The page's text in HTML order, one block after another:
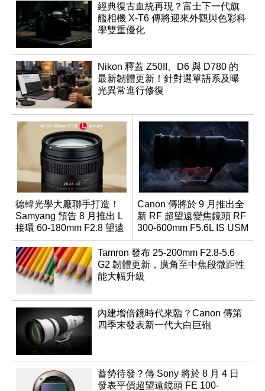
經典復古血統再現？富士下一代旗
艦相機 X-T6 傳將迎來外觀與色彩科
學雙重優化
Nikon 釋蓋 Z50II、D6 與 D780 的
最新韌體更新！針對選單語系及曝
光異常進行修復
德韓光學大廠聯手打造！
Samyang 預告 8 月推出 L
接環 60-180mm F2.8 望遠
變焦鏡
Canon 傳將於 9 月推出全
新 RF 超望遠變焦鏡頭 RF
300-600mm F5.6L IS USM
Tamron 發布 25-200mm F2.8-5.6
G2 韌體更新，廣角至中焦段微距性
能大幅升級
內建增倍鏡時代來臨？Canon 傳第
四季末發表新一代大白巨砲
蓄勢待發？傳 Sony 將於 8 月 4 日
發表平價超望遠鏡頭 FE 100-